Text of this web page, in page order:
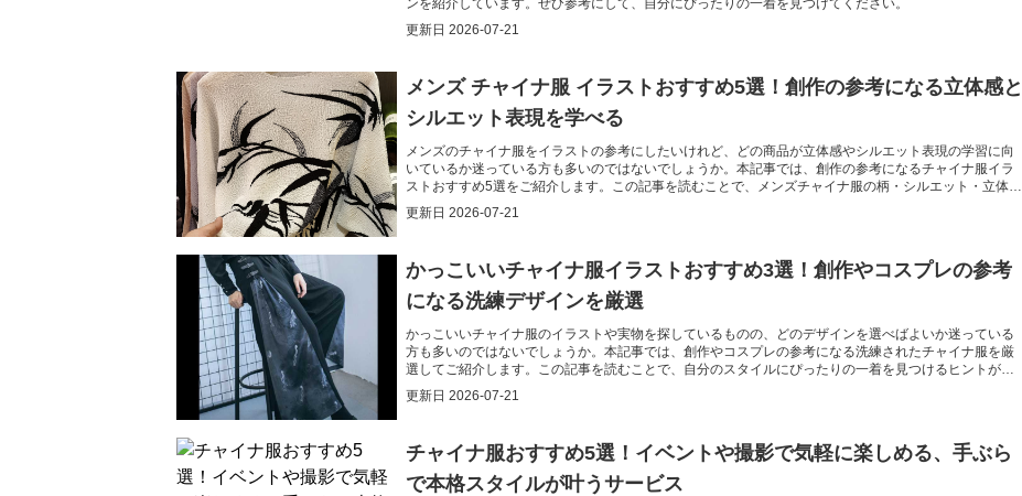
ンを紹介しています。ぜひ参考にして、自分にぴったりの一着を見つけてください。
更新日 2026-07-21
メンズ チャイナ服 イラストおすすめ5選！創作の参考になる立体感と
シルエット表現を学べる
メンズのチャイナ服をイラストの参考にしたいけれど、どの商品が立体感やシルエット表現の学習に向
いているか迷っている方も多いのではないでしょうか。本記事では、創作の参考になるチャイナ服イラ
ストおすすめ5選をご紹介します。この記事を読むことで、メンズチャイナ服の柄・シルエット・立体感
を効果的に学べる商品選びに役立てられます。
更新日 2026-07-21
かっこいいチャイナ服イラストおすすめ3選！創作やコスプレの参考
になる洗練デザインを厳選
かっこいいチャイナ服のイラストや実物を探しているものの、どのデザインを選べばよいか迷っている
方も多いのではないでしょうか。本記事では、創作やコスプレの参考になる洗練されたチャイナ服を厳
選してご紹介します。この記事を読むことで、自分のスタイルにぴったりの一着を見つけるヒントが得
られます。
更新日 2026-07-21
チャイナ服おすすめ5選！イベントや撮影で気軽に楽しめる、手ぶら
で本格スタイルが叶うサービス